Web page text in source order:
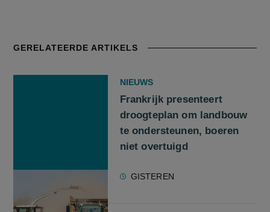
GERELATEERDE ARTIKELS
NIEUWS
Frankrijk presenteert
droogteplan om landbouw
te ondersteunen, boeren
niet overtuigd
GISTEREN